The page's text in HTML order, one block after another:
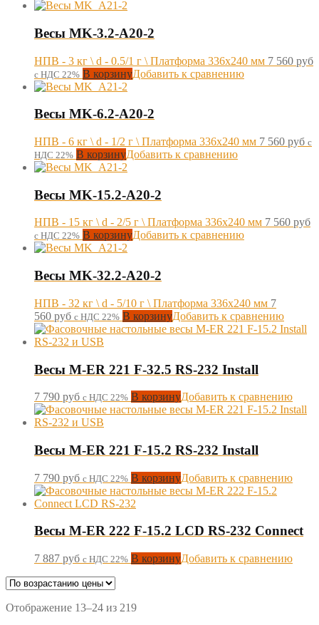
Весы MK-3.2-A20-2
НПВ - 3 кг \ d - 0.5/1 г \ Платформа 336х240 мм 7 560 руб
с НДС 22% В корзинуДобавить к сравнению
Весы MK-6.2-A20-2
НПВ - 6 кг \ d - 1/2 г \ Платформа 336х240 мм 7 560 руб с
НДС 22% В корзинуДобавить к сравнению
Весы MK-15.2-A20-2
НПВ - 15 кг \ d - 2/5 г \ Платформа 336х240 мм 7 560 руб
с НДС 22% В корзинуДобавить к сравнению
Весы MK-32.2-A20-2
НПВ - 32 кг \ d - 5/10 г \ Платформа 336х240 мм 7
560 руб с НДС 22% В корзинуДобавить к сравнению
Весы M-ER 221 F-32.5 RS-232 Install
7 790 руб с НДС 22% В корзинуДобавить к сравнению
Весы M-ER 221 F-15.2 RS-232 Install
7 790 руб с НДС 22% В корзинуДобавить к сравнению
Весы M-ER 222 F-15.2 LCD RS-232 Connect
7 887 руб с НДС 22% В корзинуДобавить к сравнению
Отображение 13–24 из 219